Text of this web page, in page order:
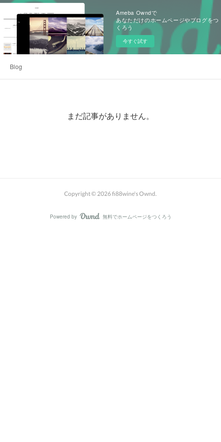
Ameba Owndで
あなただけのホームページやブログをつ
くろう
今すぐ試す
Blog
まだ記事がありません。
Copyright © 2026fi88wine's Ownd.
Powered by AmebaOwnd
無料でホームページをつくろう